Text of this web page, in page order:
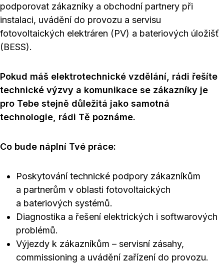
podporovat zákazníky a obchodní partnery při
instalaci, uvádění do provozu a servisu
fotovoltaických elektráren (PV) a bateriových úložišť
(BESS).
Pokud máš elektrotechnické vzdělání, rádi řešíte
technické výzvy a komunikace se zákazníky je
pro Tebe stejně důležitá jako samotná
technologie, rádi Tě poznáme.
Co bude náplní Tvé práce:
Poskytování technické podpory zákazníkům
a partnerům v oblasti fotovoltaických
a bateriových systémů.
Diagnostika a řešení elektrických i softwarových
problémů.
Výjezdy k zákazníkům – servisní zásahy,
commissioning a uvádění zařízení do provozu.